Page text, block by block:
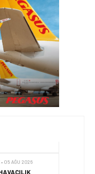
500’DE
YAZILIM
05 AĞU 2026
ARTIŞA
ÖNLEMLER